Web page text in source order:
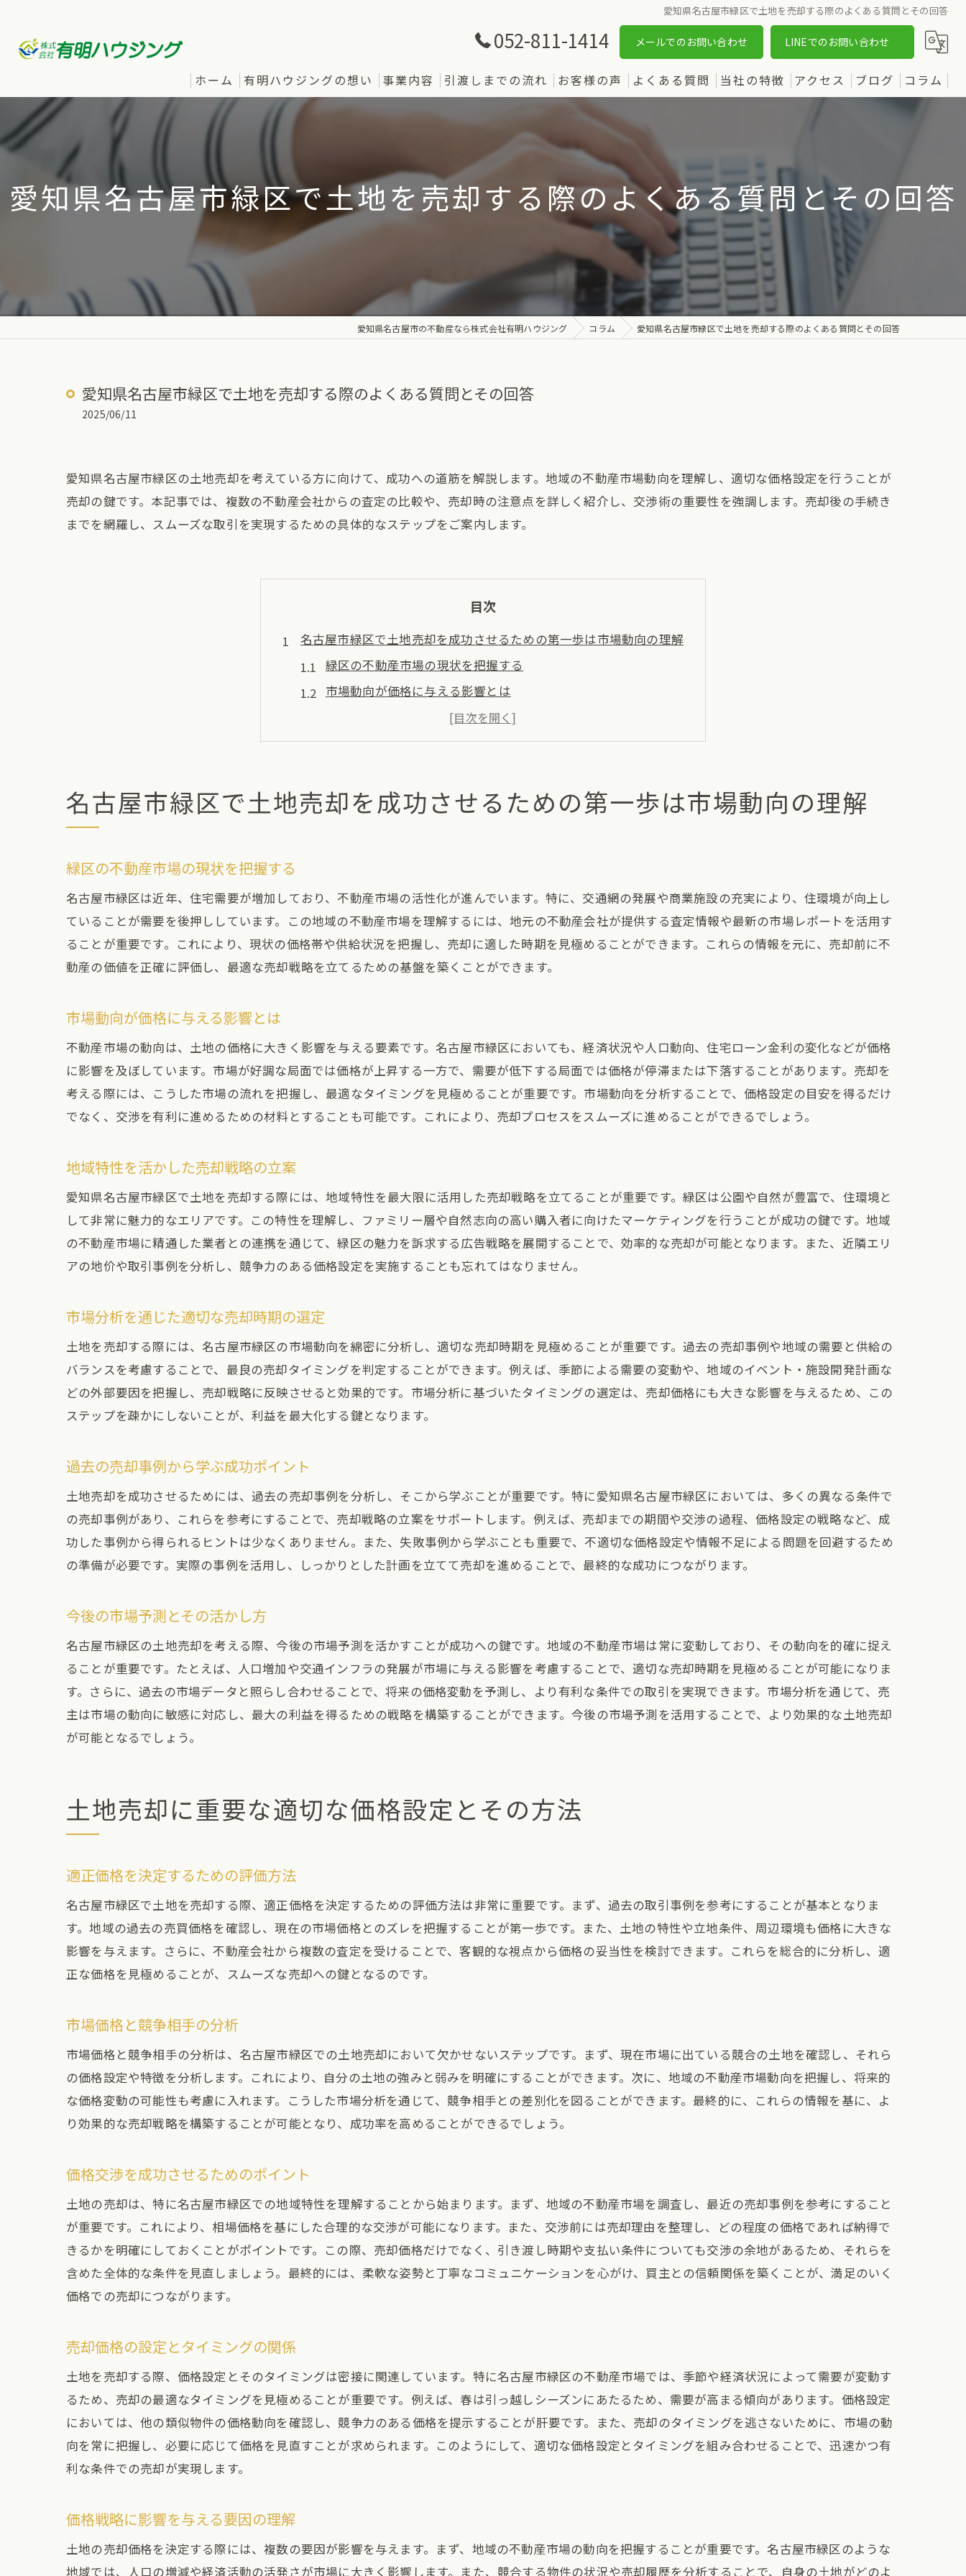
愛知県名古屋市緑区で土地を売却する際のよくある質問とその回答
052-811-1414 メールでのお問い合わせ LINEでのお問い合わせ
ホーム 有明ハウジングの想い 事業内容 引渡しまでの流れ お客様の声 よくある質問 当社の特徴
土地
新築
中古
アクセス ブログ コラム
愛知県名古屋市緑区で土地を売却する際のよくある質問とその回答
愛知県名古屋市の不動産なら株式会社有明ハウジング コラム 愛知県名古屋市緑区で土地を売却する際のよくある質問とその回答
愛知県名古屋市緑区で土地を売却する際のよくある質問とその回答
2025/06/11
愛知県名古屋市緑区の土地売却を考えている方に向けて、成功への道筋を解説します。地域の不動産市場動向を理解し、適切な価格設定を行うことが
売却の鍵です。本記事では、複数の不動産会社からの査定の比較や、売却時の注意点を詳しく紹介し、交渉術の重要性を強調します。売却後の手続き
までを網羅し、スムーズな取引を実現するための具体的なステップをご案内します。
目次
名古屋市緑区で土地売却を成功させるための第一歩は市場動向の理解
緑区の不動産市場の現状を把握する
市場動向が価格に与える影響とは
地域特性を活かした売却戦略の立案
市場分析を通じた適切な売却時期の選定
今後の市場予測とその活かし方
土地売却に重要な適切な価格設定とその方法
価格交渉を成功させるためのポイント
売却価格の設定とタイミングの関係
価格戦略に影響を与える要因の理解
不動産会社の査定を活用した適切な価格決定
査定結果から見える市場のニーズ
査定額の違いを生む要因は何か
査定結果を活用した価格戦略の策定
交渉能力が売却結果に与える影響
効果的な交渉のための準備と戦略
不動産取引における心理学の活用
プロの交渉術を学ぶためのリソース
名古屋市緑区の地域特性を活かした土地売却戦略
緑区の魅力を活かしたプロモーション方法
地域の特性を反映したターゲット市場
緑区の暮らしやすさを訴求するアプローチ
地域コミュニティとの連携で売却を促進
土地売却のプロセスをスムーズに進めるための具体的ステップ
売却準備から引渡しまでの流れ
落とし穴を防ぐためのチェックリスト
不動産取引におけるリスク管理方法
売却プロセスの各段階での注意点
売却後に必要な手続きと注意点を徹底解説
手続きの遅延を防ぐためのポイント
土地売却時に考慮すべき法規制と税務手続き
売却時に注意すべき法規制の概要
適切な納税を行うための準備
不動産取引における税務知識の重要性
精緻な計画を立てるための法務相談
名古屋市緑区で土地売却を成功させるための第一歩は市場動向の理解
緑区の不動産市場の現状を把握する
名古屋市緑区は近年、住宅需要が増加しており、不動産市場の活性化が進んでいます。特に、交通網の発展や商業施設の充実により、住環境が向上し
ていることが需要を後押ししています。この地域の不動産市場を理解するには、地元の不動産会社が提供する査定情報や最新の市場レポートを活用す
ることが重要です。これにより、現状の価格帯や供給状況を把握し、売却に適した時期を見極めることができます。これらの情報を元に、売却前に不
動産の価値を正確に評価し、最適な売却戦略を立てるための基盤を築くことができます。
市場動向が価格に与える影響とは
不動産市場の動向は、土地の価格に大きく影響を与える要素です。名古屋市緑区においても、経済状況や人口動向、住宅ローン金利の変化などが価格
に影響を及ぼしています。市場が好調な局面では価格が上昇する一方で、需要が低下する局面では価格が停滞または下落することがあります。売却を
考える際には、こうした市場の流れを把握し、最適なタイミングを見極めることが重要です。市場動向を分析することで、価格設定の目安を得るだけ
でなく、交渉を有利に進めるための材料とすることも可能です。これにより、売却プロセスをスムーズに進めることができるでしょう。
地域特性を活かした売却戦略の立案
愛知県名古屋市緑区で土地を売却する際には、地域特性を最大限に活用した売却戦略を立てることが重要です。緑区は公園や自然が豊富で、住環境と
して非常に魅力的なエリアです。この特性を理解し、ファミリー層や自然志向の高い購入者に向けたマーケティングを行うことが成功の鍵です。地域
の不動産市場に精通した業者との連携を通じて、緑区の魅力を訴求する広告戦略を展開することで、効率的な売却が可能となります。また、近隣エリ
アの地价や取引事例を分析し、競争力のある価格設定を実施することも忘れてはなりません。
市場分析を通じた適切な売却時期の選定
土地を売却する際には、名古屋市緑区の市場動向を綿密に分析し、適切な売却時期を見極めることが重要です。過去の売却事例や地域の需要と供給の
バランスを考慮することで、最良の売却タイミングを判定することができます。例えば、季節による需要の変動や、地域のイベント・施設開発計画な
どの外部要因を把握し、売却戦略に反映させると効果的です。市場分析に基づいたタイミングの選定は、売却価格にも大きな影響を与えるため、この
ステップを疎かにしないことが、利益を最大化する鍵となります。
過去の売却事例から学ぶ成功ポイント
土地売却を成功させるためには、過去の売却事例を分析し、そこから学ぶことが重要です。特に愛知県名古屋市緑区においては、多くの異なる条件で
の売却事例があり、これらを参考にすることで、売却戦略の立案をサポートします。例えば、売却までの期間や交渉の過程、価格設定の戦略など、成
功した事例から得られるヒントは少なくありません。また、失敗事例から学ぶことも重要で、不適切な価格設定や情報不足による問題を回避するため
の準備が必要です。実際の事例を活用し、しっかりとした計画を立てて売却を進めることで、最終的な成功につながります。
今後の市場予測とその活かし方
名古屋市緑区の土地売却を考える際、今後の市場予測を活かすことが成功への鍵です。地域の不動産市場は常に変動しており、その動向を的確に捉え
ることが重要です。たとえば、人口増加や交通インフラの発展が市場に与える影響を考慮することで、適切な売却時期を見極めることが可能になりま
す。さらに、過去の市場データと照らし合わせることで、将来の価格変動を予測し、より有利な条件での取引を実現できます。市場分析を通じて、売
主は市場の動向に敏感に対応し、最大の利益を得るための戦略を構築することができます。今後の市場予測を活用することで、より効果的な土地売却
が可能となるでしょう。
土地売却に重要な適切な価格設定とその方法
適正価格を決定するための評価方法
名古屋市緑区で土地を売却する際、適正価格を決定するための評価方法は非常に重要です。まず、過去の取引事例を参考にすることが基本となりま
す。地域の過去の売買価格を確認し、現在の市場価格とのズレを把握することが第一歩です。また、土地の特性や立地条件、周辺環境も価格に大きな
影響を与えます。さらに、不動産会社から複数の査定を受けることで、客観的な視点から価格の妥当性を検討できます。これらを総合的に分析し、適
正な価格を見極めることが、スムーズな売却への鍵となるのです。
市場価格と競争相手の分析
市場価格と競争相手の分析は、名古屋市緑区での土地売却において欠かせないステップです。まず、現在市場に出ている競合の土地を確認し、それら
の価格設定や特徴を分析します。これにより、自分の土地の強みと弱みを明確にすることができます。次に、地域の不動産市場動向を把握し、将来的
な価格変動の可能性も考慮に入れます。こうした市場分析を通じて、競争相手との差別化を図ることができます。最終的に、これらの情報を基に、よ
り効果的な売却戦略を構築することが可能となり、成功率を高めることができるでしょう。
価格交渉を成功させるためのポイント
土地の売却は、特に名古屋市緑区での地域特性を理解することから始まります。まず、地域の不動産市場を調査し、最近の売却事例を参考にすること
が重要です。これにより、相場価格を基にした合理的な交渉が可能になります。また、交渉前には売却理由を整理し、どの程度の価格であれば納得で
きるかを明確にしておくことがポイントです。この際、売却価格だけでなく、引き渡し時期や支払い条件についても交渉の余地があるため、それらを
含めた全体的な条件を見直しましょう。最終的には、柔軟な姿勢と丁寧なコミュニケーションを心がけ、買主との信頼関係を築くことが、満足のいく
価格での売却につながります。
売却価格の設定とタイミングの関係
土地を売却する際、価格設定とそのタイミングは密接に関連しています。特に名古屋市緑区の不動産市場では、季節や経済状況によって需要が変動す
るため、売却の最適なタイミングを見極めることが重要です。例えば、春は引っ越しシーズンにあたるため、需要が高まる傾向があります。価格設定
においては、他の類似物件の価格動向を確認し、競争力のある価格を提示することが肝要です。また、売却のタイミングを逃さないために、市場の動
向を常に把握し、必要に応じて価格を見直すことが求められます。このようにして、適切な価格設定とタイミングを組み合わせることで、迅速かつ有
利な条件での売却が実現します。
価格戦略に影響を与える要因の理解
土地の売却価格を決定する際には、複数の要因が影響を与えます。まず、地域の不動産市場の動向を把握することが重要です。名古屋市緑区のような
地域では、人口の増減や経済活動の活発さが市場に大きく影響します。また、競合する物件の状況や売却履歴を分析することで、自身の土地がどのよ